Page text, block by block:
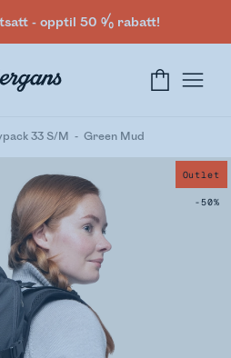
- opptil 50 % rabatt!
33 S/M Green Mud
Outlet
-50%